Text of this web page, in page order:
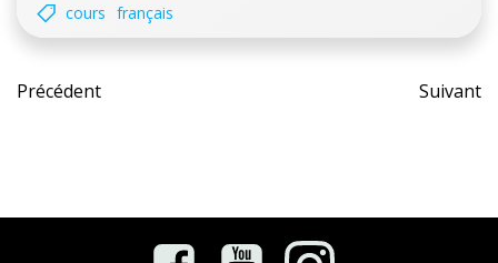
cours français
Post
Précédent Suivant